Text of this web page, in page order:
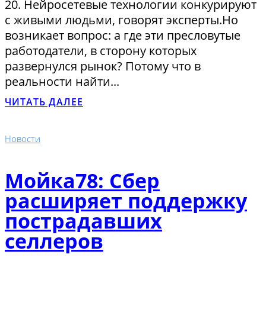
20. Нейросетевые технологии конкурируют
с живыми людьми, говорят эксперты.Но
возникает вопрос: а где эти пресловутые
работодатели, в сторону которых
развернулся рынок? Потому что в
реальности найти...
ЧИТАТЬ ДАЛЕЕ
Новости
Мойка78: Сбер
расширяет поддержку
пострадавших
селлеров